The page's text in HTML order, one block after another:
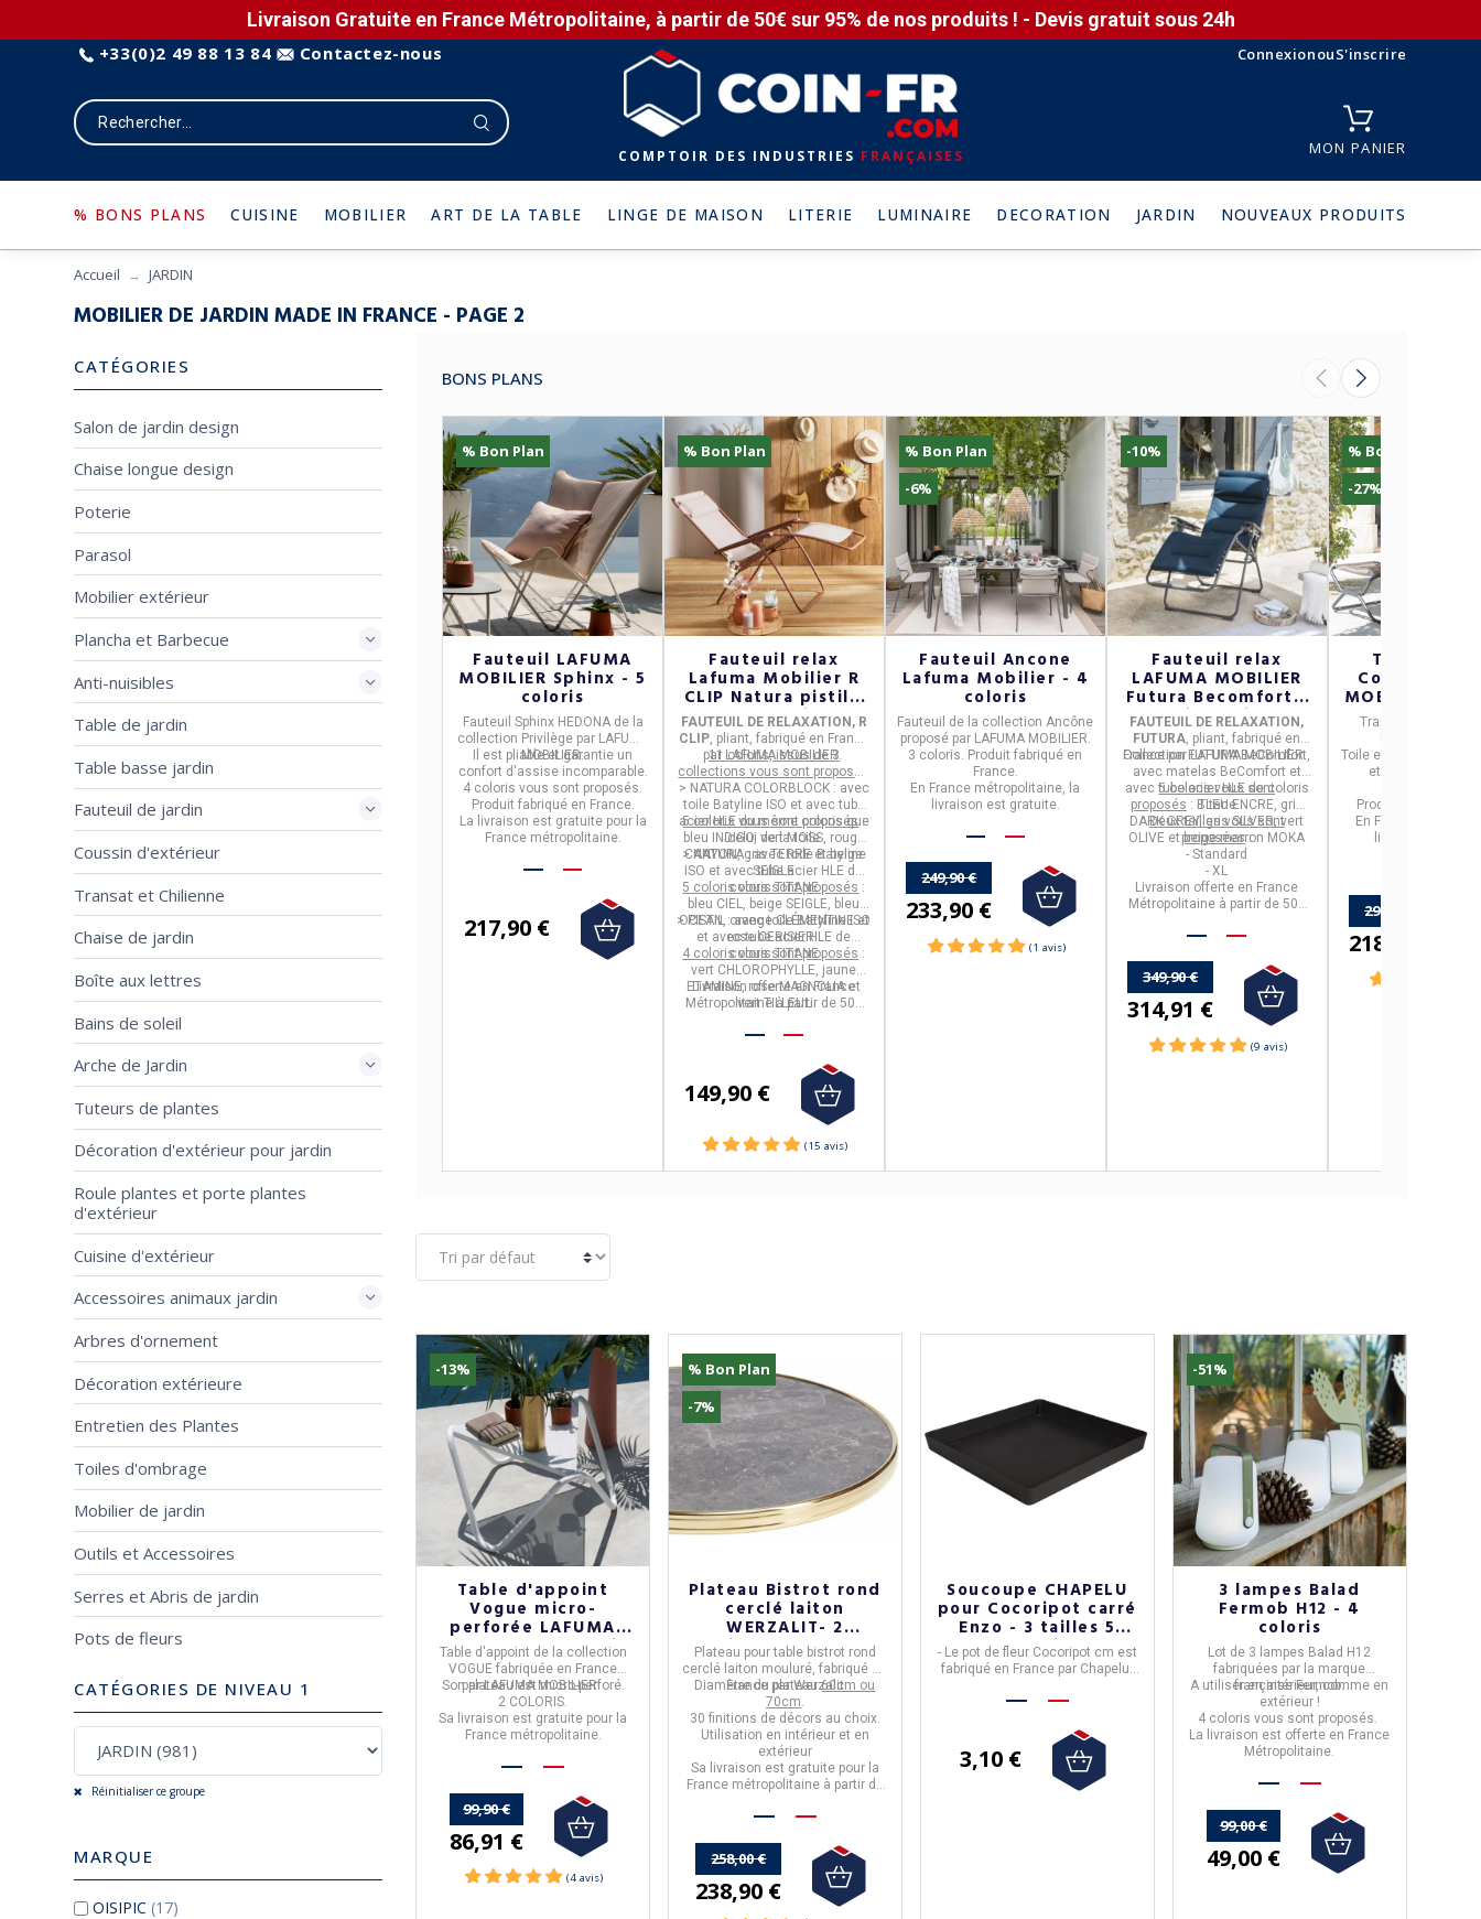
Livraison Gratuite en France Métropolitaine, à partir de 50€ sur 95% de nos produits ! - Devis gratuit sous 24h
+33(0)2 49 88 13 84 Contactez-nous ConnexionouS'inscrire
COMPTOIR DES INDUSTRIES FRANÇAISES MON PANIER
% BONS PLANS CUISINE MOBILIER ART DE LA TABLE LINGE DE MAISON LITERIE LUMINAIRE DECORATION JARDIN NOUVEAUX PRODUITS
Accueil JARDIN
MOBILIER DE JARDIN MADE IN FRANCE - PAGE 2
CATÉGORIES
Salon de jardin design
Chaise longue design
Poterie
Parasol
Mobilier extérieur
Plancha et Barbecue
Anti-nuisibles
Table de jardin
Table basse jardin
Fauteuil de jardin
Coussin d'extérieur
Transat et Chilienne
Chaise de jardin
Boîte aux lettres
Bains de soleil
Arche de Jardin
Tuteurs de plantes
Décoration d'extérieur pour jardin
Roule plantes et porte plantes
d'extérieur
Cuisine d'extérieur
Accessoires animaux jardin
Arbres d'ornement
Décoration extérieure
Entretien des Plantes
Toiles d'ombrage
Mobilier de jardin
Outils et Accessoires
Serres et Abris de jardin
Pots de fleurs
CATÉGORIES DE NIVEAU 1
Réinitialiser ce groupe
MARQUE
OISIPIC (17)
BONS PLANS
% Bon Plan
Fauteuil LAFUMA
MOBILIER Sphinx - 5
coloris
Fauteuil Sphinx HEDONAde la
collection Privilègepar LAFUMA
MOBILIER.
Il est pliable et garantie un
confort d'assise incomparable.
4 coloris vous sont proposés.
Produit fabriqué en France.
La livraison est gratuitepour la
France métropolitaine.
217,90 €
% Bon Plan
Fauteuil relax
Lafuma Mobilier R
CLIP Natura pistil -
10 coloris
FAUTEUIL DE RELAXATION, R
CLIP, pliant, fabriqué en France
par LAFUMA MOBILIER.
11 coloris, issus de 3
collections vous sont proposés
:
> NATURA COLORBLOCK: avec
toile Batyline ISO et avec tube
acier HLE du même coloris que
celui de la toile
5 coloris vous sont proposés:
bleu INDIGO, vert MOSS, rouge
CANYON, gris TERRE et beige
SEIGLE
>NATURA: avec toile Batyline
ISO et avec tube acier HLE de
coloris TITANE
5 coloris vous sont proposés :
bleu CIEL, beige SEIGLE, bleu
OCEAN, orange CLÉMENTINE et
rose CERISIER.
>PISTIL : avec toile Batyline ISO
et avec tube acier HLE de
coloris TITANE
4 coloris vous sont proposés :
vert CHLOROPHYLLE, jaune
ETAMINE, rose MAGNOLIA et
vert TILLEUL
Livraison offerte en France
Métropolitaine à partir de 50€
149,90 €
(15 avis)
% Bon Plan
-6%
Fauteuil Ancone
Lafuma Mobilier - 4
coloris
Fauteuil de la collectionAncône
proposé par LAFUMA MOBILIER.
3 coloris. Produit fabriqué en
France.
En France métropolitaine, la
livraison est gratuite.
249,90 €
233,90 €
-10%
Fauteuil relax
LAFUMA MOBILIER
Futura Becomfort -
5 coloris 2 tailles XL
FAUTEUIL DE RELAXATION,
FUTURA, pliant, fabriqué en
FranceparLAFUMA MOBILIER.
Collection FUTURA BeComfort,
avec matelas BeComfort et
avec tube acier HLE de coloris
Titane
5 coloris vous sont
proposés : BLEU ENCRE, gris
DARK GREY, gris SILVER, vert
OLIVE et beige-marron MOKA
Deux tailles vous sont
proposées:
- Standard
- XL
Livraison offerte en France
Métropolitaine à partir de 50€
349,90 €
314,91 €
% Bon Plan
-27%
Transabed
Comfort
MOBILIER - 2
Transabed Air
Toile en technologie
et armatures en
Produit fabriqué en
En France
livraison est
299,90 €
218,93 €
-13%
Table d'appoint
Vogue micro-
perforée LAFUMA
MOBILIER - 2 coloris
Table d'appoint de la collection
VOGUE fabriquée en France
parLAFUMA MOBILIER.
Son plateau est micro-perforé.
2 COLORIS.
Sa livraison est gratuite pour la
France métropolitaine.
99,90 €
86,91 €
% Bon Plan
-7%
Plateau Bistrot rond
cerclé laiton
WERZALIT- 2
diamètres - 30
finitions
Plateau pour table bistrot rond
cerclé laiton mouluré, fabriqué en
FranceparWerzalit
Diamètre du plateau 60cm ou
70cm.
30 finitions de décors au choix.
Utilisation en intérieur et en
extérieur
Sa livraison est gratuite pour la
France métropolitaine à partir de
258,00 €
238,90 €
Soucoupe CHAPELU
pour Cocoripot carré
Enzo - 3 tailles 5
coloris
- Le pot de fleur Cocoripot cm est
fabriqué en France par Chapelu.
décoratif pour plantes d’intérieur
plusieurs coloris
selon les collections.
La livraison est gratuite en
France Métropolitaine à partir de
3,10 €
-51%
3 lampes Balad
Fermob H12 - 4
coloris
Lot de 3 lampes Balad H12
fabriquées par la marque
françaiseFermob.
A utiliser en intérieur, comme en
extérieur !
4 coloris vous sont proposés.
La livraison est offerte en France
Métropolitaine.
99,00 €
49,00 €